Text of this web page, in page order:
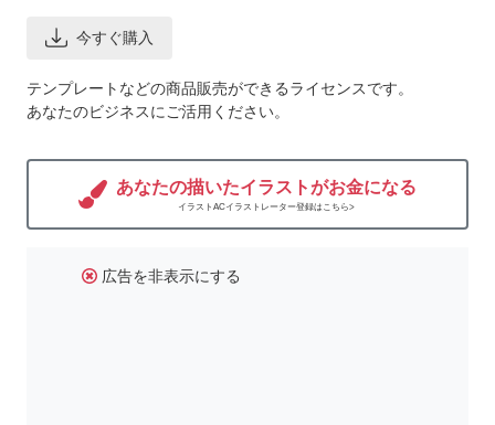
今すぐ購入
テンプレートなどの商品販売ができるライセンスです。
あなたのビジネスにご活用ください。
あなたの描いたイラストがお金になる
イラストACイラストレーター登録はこちら>
広告を非表示にする